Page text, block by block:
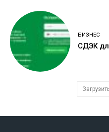
БИЗНЕС
СДЭК